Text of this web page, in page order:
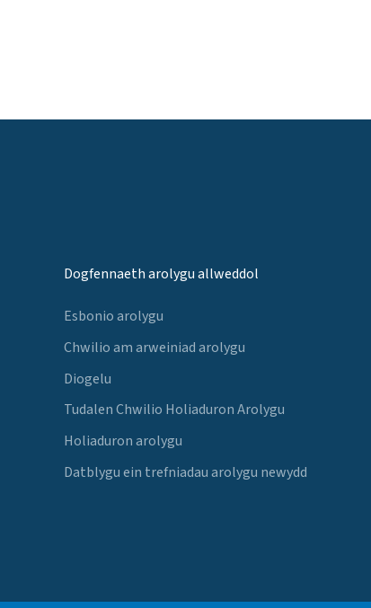
Dogfennaeth arolygu allweddol
Esbonio arolygu
Chwilio am arweiniad arolygu
Diogelu
Tudalen Chwilio Holiaduron Arolygu
Holiaduron arolygu
Datblygu ein trefniadau arolygu newydd